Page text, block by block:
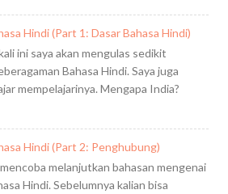
Hindi (Part 1: Dasar Bahasa Hindi)
ini saya akan mengulas sedikit
Bahasa Hindi. Saya juga
mempelajarinya. Mengapa India?
Hindi (Part 2: Penghubung)
melanjutkan bahasan mengenai
Hindi. Sebelumnya kalian bisa